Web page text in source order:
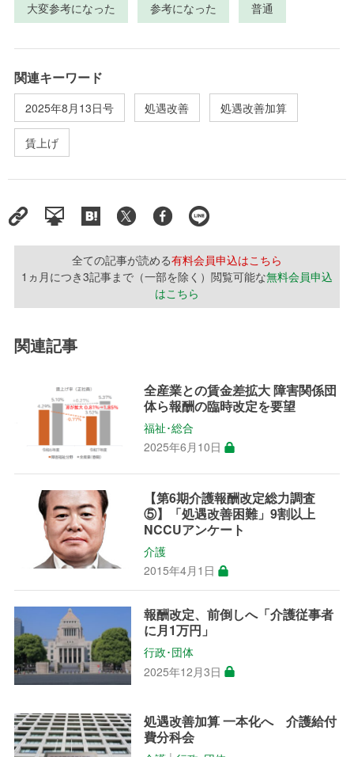
大変参考になった 参考になった 普通
関連キーワード
2025年8月13日号 処遇改善 処遇改善加算
賃上げ
全ての記事が読める有料会員申込はこちら
1ヵ月につき3記事まで（一部を除く）閲覧可能な無料会員申込
はこちら
関連記事
全産業との賃金差拡大 障害関係団
体ら報酬の臨時改定を要望
福祉･総合
2025年6月10日
【第6期介護報酬改定総力調査
⑤】「処遇改善困難」9割以上
NCCUアンケート
介護
2015年4月1日
報酬改定、前倒しへ「介護従事者
に月1万円」
行政･団体
2025年12月3日
処遇改善加算 一本化へ 介護給付
費分科会